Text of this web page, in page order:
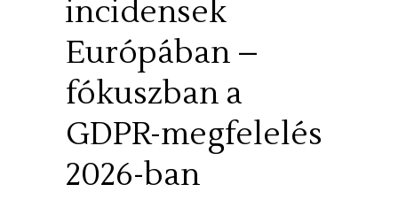
incidensek
Európában –
fókuszban a
GDPR-megfelelés
2026-ban